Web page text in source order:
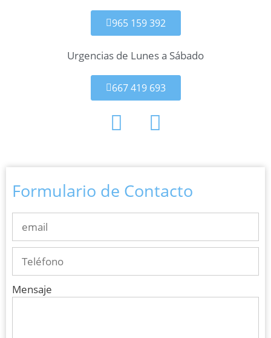
965 159 392
Urgencias de Lunes a Sábado
667 419 693
Formulario de Contacto
Mensaje